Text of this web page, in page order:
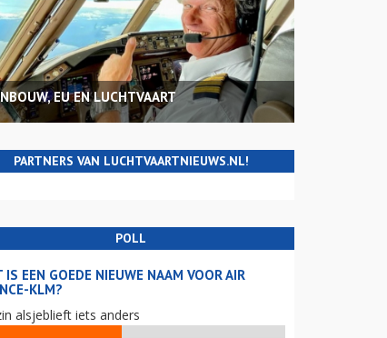
EU EN LUCHTVAART
PARTNERS VAN LUCHTVAARTNIEUWS.NL!
POLL
IS EEN GOEDE NIEUWE NAAM VOOR AIR
KLM?
alsjeblieft iets anders